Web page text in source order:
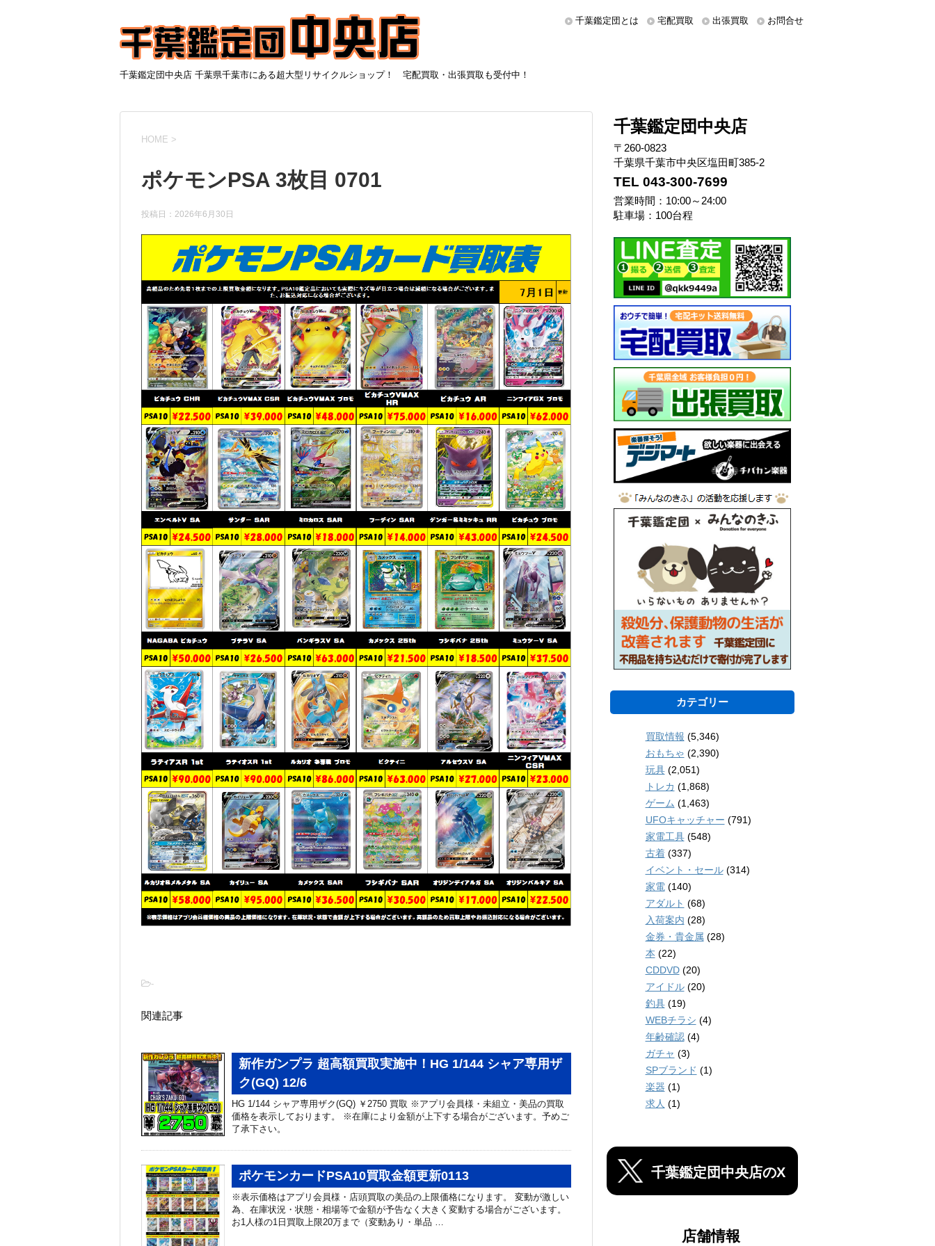
千葉鑑定団中央店 千葉県千葉市にある超大型リサイクルショップ！ 宅配買取・出張買取も受付中！
千葉鑑定団とは 宅配買取 出張買取 お問合せ
HOME >
ポケモンPSA 3枚目 0701
投稿日： 2026年6月30日
-
関連記事
新作ガンプラ 超高額買取実施中！HG 1/144 シャア専用ザ
ク(GQ) 12/6
HG 1/144 シャア専用ザク(GQ) ￥2750 買取 ※アプリ会員様・未組立・美品の買取
価格を表示しております。 ※在庫により金額が上下する場合がございます。予めご
了承下さい。
ポケモンカードPSA10買取金額更新0113
※表示価格はアプリ会員様・店頭買取の美品の上限価格になります。 変動が激しい
為、在庫状況・状態・相場等で金額が予告なく大きく変動する場合がございます。
お1人様の1日買取上限20万まで（変動あり・単品 …
千葉鑑定団中央店
〒260-0823
千葉県千葉市中央区塩田町385-2
TEL 043-300-7699
営業時間：10:00～24:00
駐車場：100台程
カテゴリー
買取情報 (5,346)
おもちゃ (2,390)
玩具(2,051)
トレカ (1,868)
ゲーム (1,463)
UFOキャッチャー (791)
家電工具(548)
古着(337)
イベント・セール(314)
家電(140)
アダルト (68)
入荷案内 (28)
金券・貴金属 (28)
本 (22)
CDDVD(20)
アイドル(20)
釣具(19)
WEBチラシ (4)
年齢確認(4)
ガチャ (3)
SPブランド (1)
楽器 (1)
求人 (1)
千葉鑑定団中央店のX
店舗情報